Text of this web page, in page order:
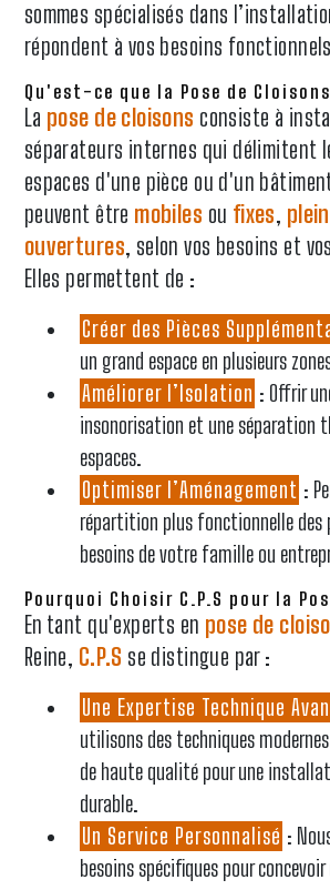
sommes spécialisés dans
répondent à vos besoins
Qu'est-ce que la Pose de
La pose de cloisons consiste à
séparateurs internes qui délimitent
espaces d'une pièce ou d'un
peuvent être mobiles ou fixes,
ouvertures, selon vos besoins et
Elles permettent de :
Créer des Pièces
un grand espace en plusieurs
Améliorer l’Isolation : Offrir
insonorisation et une séparation
espaces.
Optimiser l’Aménagement :
répartition plus fonctionnelle des
besoins de votre famille ou
Pourquoi Choisir C.P.S pour la
En tant qu'experts en pose de
Reine, C.P.S se distingue par :
Une Expertise Technique
utilisons des techniques
de haute qualité pour une
durable.
Un Service Personnalisé :
besoins spécifiques pour